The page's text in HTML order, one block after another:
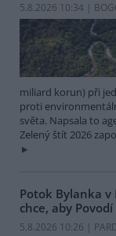
5.8.2026 10:34 |
miliard korun) při
proti
světa. Napsala to
Zelený štít 2026
Potok Bylanka v
chce, aby
5.8.2026 10:26 |